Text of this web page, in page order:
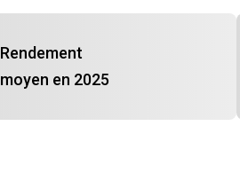
Rendement
moyen en 2025